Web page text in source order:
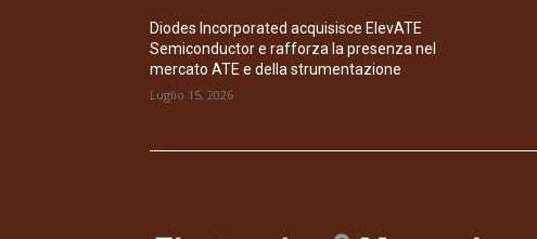
Diodes Incorporated acquisisce ElevATE
Semiconductor e rafforza la presenza nel
mercato ATE e della strumentazione
Luglio 15, 2026